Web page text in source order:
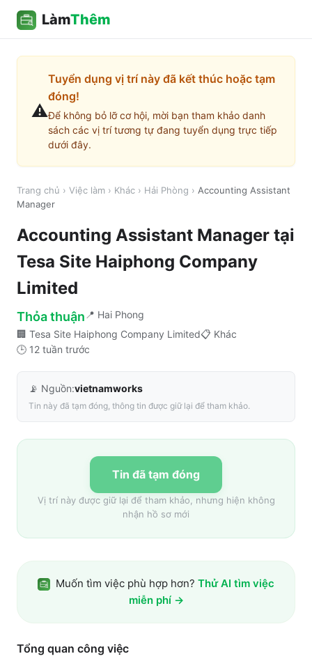
LàmThêm
⚠️
Tuyển dụng vị trí này đã kết thúc hoặc tạm
đóng!
Để không bỏ lỡ cơ hội, mời bạn tham khảo danh
sách các vị trí tương tự đang tuyển dụng trực tiếp
dưới đây.
Trang chủ › Việc làm › Khác › Hải Phòng › Accounting Assistant
Manager
Accounting Assistant Manager tại
Tesa Site Haiphong Company
Limited
Thỏa thuận 📍 Hai Phong
🏢 Tesa Site Haiphong Company Limited📋 Khác
🕒 12 tuần trước
📡 Nguồn:vietnamworks
Tin này đã tạm đóng, thông tin được giữ lại để tham khảo.
Tin đã tạm đóng
Vị trí này được giữ lại để tham khảo, nhưng hiện không
nhận hồ sơ mới
Muốn tìm việc phù hợp hơn? Thử AI tìm việc
miễn phí →
Tổng quan công việc